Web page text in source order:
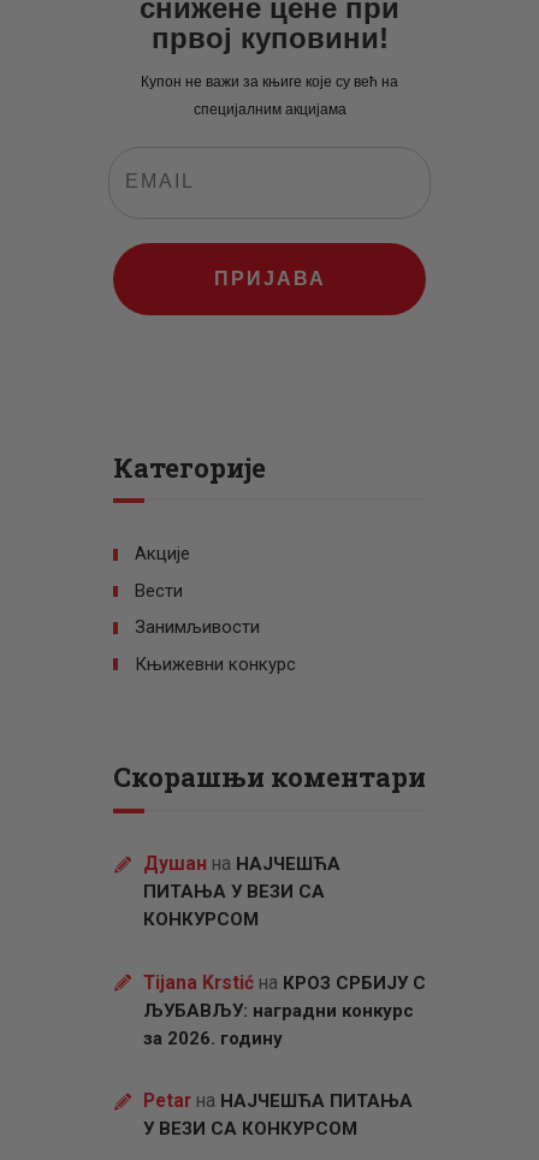
снижене цене при
првој куповини!
Купон не важи за књиге које су већ на
специјалним акцијама
ПРИЈАВА
Категорије
Акције
Вести
Занимљивости
Књижевни конкурс
Скорашњи коментари
Душан на НАЈЧЕШЋА
ПИТАЊА У ВЕЗИ СА
КОНКУРСОМ
Tijana Krstićна КРОЗ СРБИЈУ С
ЉУБАВЉУ: наградни конкурс
за 2026. годину
Petarна НАЈЧЕШЋА ПИТАЊА
У ВЕЗИ СА КОНКУРСОМ